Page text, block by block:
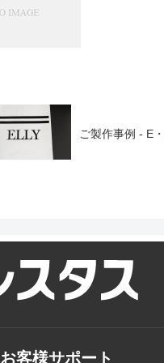
ご製作事例 - E
お客様サポート